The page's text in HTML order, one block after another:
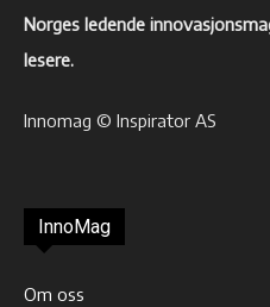
Norges ledende
lesere.
Innomag © Inspirator AS
InnoMag
Om oss